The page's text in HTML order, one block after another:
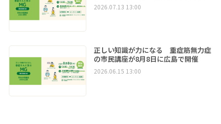
2026.07.13 13:00
正しい知識が力になる 重症筋無力症
の市民講座が8月8日に広島で開催
2026.06.15 13:00